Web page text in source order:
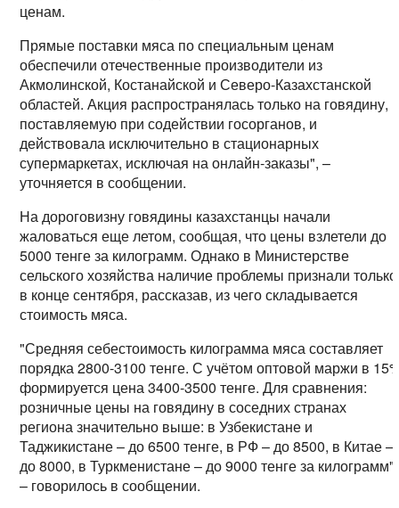
ценам.
Прямые поставки мяса по специальным ценам
обеспечили отечественные производители из
Акмолинской, Костанайской и Северо-Казахстанской
областей. Акция распространялась только на говядину,
поставляемую при содействии госорганов, и
действовала исключительно в стационарных
супермаркетах, исключая на онлайн-заказы", –
уточняется в сообщении.
На дороговизну говядины казахстанцы начали
жаловаться еще летом, сообщая, что цены взлетели до
5000 тенге за килограмм. Однако в Министерстве
сельского хозяйства наличие проблемы признали только
в конце сентября, рассказав, из чего складывается
стоимость мяса.
"Средняя себестоимость килограмма мяса составляет
порядка 2800-3100 тенге. С учётом оптовой маржи в
формируется цена 3400-3500 тенге. Для сравнения:
розничные цены на говядину в соседних странах
региона значительно выше: в Узбекистане и
Таджикистане – до 6500 тенге, в РФ – до 8500, в Китае –
до 8000, в Туркменистане – до 9000 тенге за килограмм",
– говорилось в сообщении.